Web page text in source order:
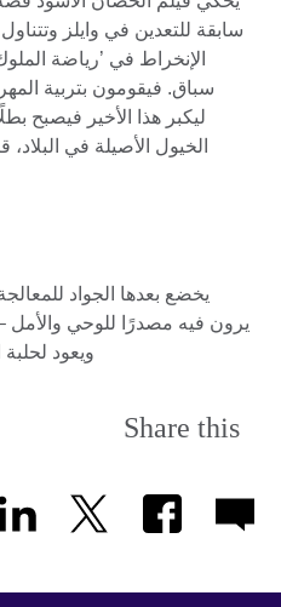
سابقة للتعدين في وايلز
الإنخراط في ’رياضة
سباق. فيقومون بتربية
ليكبر هذا الأخير فيصبح
الخيول الأصيلة في
يخضع بعدها الجواد
يرون فيه مصدرًا للوحي
ويعود
Share this